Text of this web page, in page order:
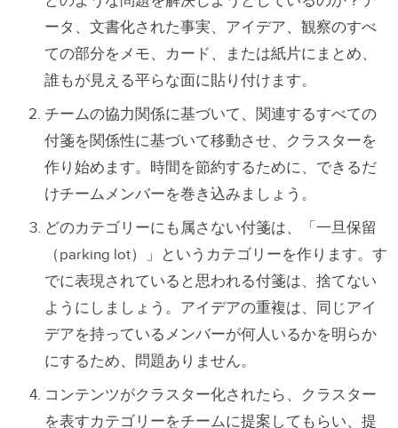
ータ、文書化された事実、アイデア、観察のすべ
ての部分をメモ、カード、または紙片にまとめ、
誰もが見える平らな面に貼り付けます。
チームの協力関係に基づいて、関連するすべての
付箋を関係性に基づいて移動させ、クラスターを
作り始めます。時間を節約するために、できるだ
けチームメンバーを巻き込みましょう。
どのカテゴリーにも属さない付箋は、「一旦保留
（parking lot）」というカテゴリーを作ります。す
でに表現されていると思われる付箋は、捨てない
ようにしましょう。アイデアの重複は、同じアイ
デアを持っているメンバーが何人いるかを明らか
にするため、問題ありません。
コンテンツがクラスター化されたら、クラスター
を表すカテゴリーをチームに提案してもらい、提